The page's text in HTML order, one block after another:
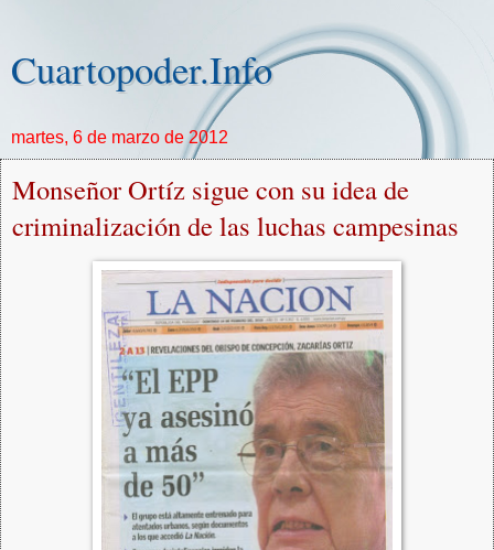
Cuartopoder.Info
martes, 6 de marzo de 2012
Monseñor Ortíz sigue con su idea de
criminalización de las luchas campesinas